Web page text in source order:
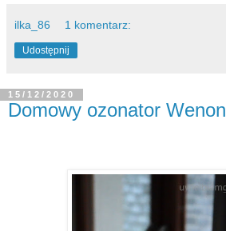
ilka_86 1 komentarz:
Udostępnij
15/12/2020
Domowy ozonator Wenon